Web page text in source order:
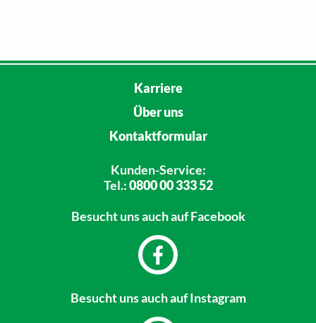
Karriere
Über uns
Kontaktformular
Kunden-Service:
Tel.:0800 00 333 52
Besucht unsauch auf Facebook
Besucht unsauch auf Instagram